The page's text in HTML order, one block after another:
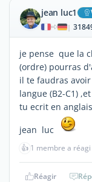
jean luc1
|
je pense que la
(ordre) pourras
il te faudras
langue (B2-C1)
tu ecrit en
jean luc
👍 1 membre a
Réagir